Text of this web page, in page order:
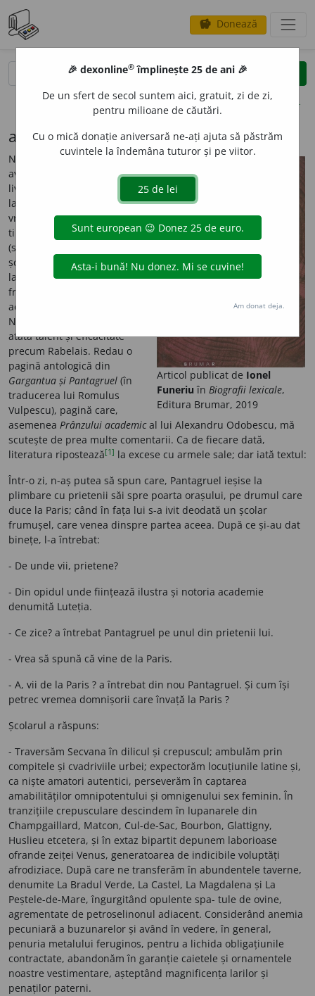
savings Donează
opțiuni
au mai pățit-o și alții
Articol publicat de Ionel
Funeriu în Biografii lexicale,
Editura Brumar, 2019
Nu numai limba română a
avut parte de ingerințe
livrești neavenite. Prestigiul
latinei a fost imens multă
vreme în toată Europa. Pe
timpul lui François Rabelais
(secolul al XVI-lea), un soi de
școală latinistă a încercat
latinizarea forțată a limbii
franceze. Mulți s-au opus
acestei tendințe excesive.
Nimeni n-a făcut-o însă cu
atâta talent și eficacitate
precum Rabelais. Redau o
pagină antologică din
Gargantua și Pantagruel (în
traducerea lui Romulus
Vulpescu), pagină care,
asemenea Prânzului academical lui Alexandru Odobescu, mă
scutește de prea multe comentarii. Ca de fiecare dată,
literatura ripostează[1] la excese cu armele sale; dar iată textul:
Într-o zi, n-aș putea să spun care, Pantagruel ieșise la
plimbare cu prietenii săi spre poarta orașului, pe drumul care
duce la Paris; când în fața lui s-a ivit deodată un școlar
frumușel, care venea dinspre partea aceea. După ce și-au dat
binețe, l-a întrebat:
- De unde vii, prietene?
- Din opidul unde ființează ilustra și notoria academie
denumită Luteția.
- Ce zice? a întrebat Pantagruel pe unul din prietenii lui.
- Vrea să spună că vine de la Paris.
- A, vii de la Paris ? a întrebat din nou Pantagruel. Și cum își
petrec vremea domnișorii care învață la Paris ?
Școlarul a răspuns:
- Traversăm Secvana în dilicul și crepuscul; ambulăm prin
compitele și cvadriviile urbei; expectorăm locuțiunile latine și,
ca niște amatori autentici, perseverăm în captarea
amabilităților omnipotentului și omnigenului sex feminin. În
tranzițiile crepusculare descindem în lupanarele din
Champgaillard, Matcon, Cul-de-Sac, Bourbon, Glattigny,
Huslieu etcetera, și în extaz bipartit depunem laborioase
ofrande zeiței Venus, generatoarea de indicibile voluptăți
afrodiziace. După care ne transferăm în abundentele taverne,
denumite La Bradul Verde, La Castel, La Magdalena și La
Peștele-de-Mare, îngurgitând opulente spa- tule de ovine,
agrementate de petroselinonul adiacent. Considerând anemia
pecuniară a buzunarelor și având în vedere, în general,
penuria metalului feruginos, pentru a lichida obligațiunile
contractate, abandonăm în garanție caietele și ornamentele
noastre vestimentare, așteptând magnificența larilor și
penaților paterni.
🎉 dexonline® împlinește 25 de ani 🎉
De un sfert de secol suntem aici, gratuit, zi de zi,
pentru milioane de căutări.
Cu o mică donație aniversară ne-ați ajuta să păstrăm
cuvintele la îndemâna tuturor și pe viitor.
Am donat deja.